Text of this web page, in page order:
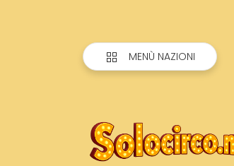
MENÙ NAZIONI